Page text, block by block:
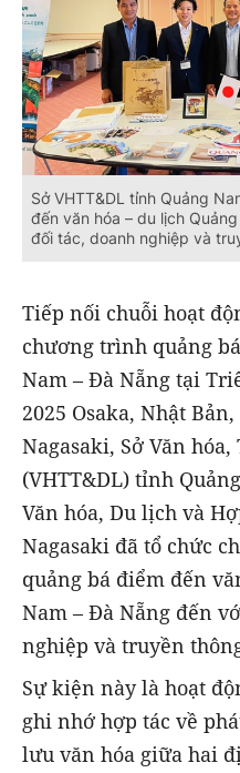
Sở VHTT&DL tỉnh Quảng
đến văn hóa – du lịch
đối tác, doanh nghiệp và
Tiếp nối chuỗi hoạt
chương trình quảng
Nam – Đà Nẵng tại
2025 Osaka, Nhật
Nagasaki, Sở Văn
(VHTT&DL) tỉnh
Văn hóa, Du lịch và
Nagasaki đã tổ chức
quảng bá điểm đến
Nam – Đà Nẵng đến
nghiệp và truyền
Sự kiện này là hoạt
ghi nhớ hợp tác về
lưu văn hóa giữa hai